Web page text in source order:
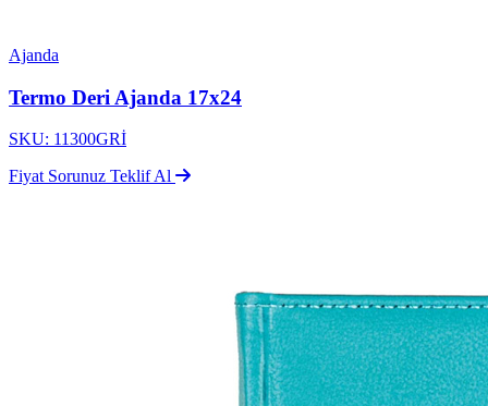
Ajanda
Termo Deri Ajanda 17x24
SKU: 11300GRİ
Fiyat Sorunuz Teklif Al